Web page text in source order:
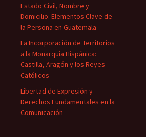
Estado Civil, Nombre y
Domicilio: Elementos Clave de
la Persona en Guatemala
La Incorporación de Territorios
a la Monarquía Hispánica:
Castilla, Aragón y los Reyes
Católicos
Libertad de Expresión y
Derechos Fundamentales en la
Comunicación